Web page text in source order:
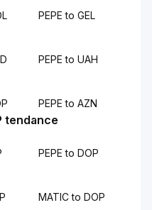
PEPE to GEL
PEPE to UAH
PEPE to AZN
tendance
PEPE to DOP
MATIC to DOP